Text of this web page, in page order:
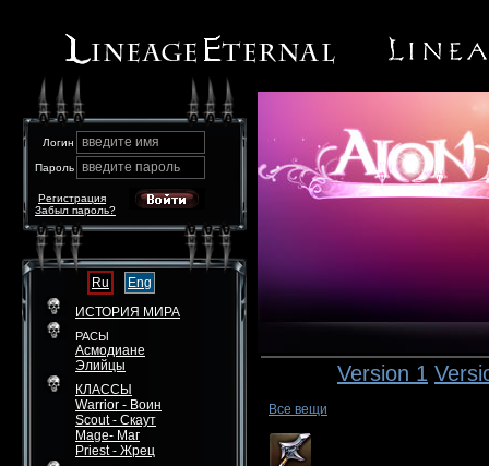
Логин введите имя
Пароль введите пароль
Забыл пароль?
Регистрация
Ru
Eng
ИСТОРИЯ МИРА
РАСЫ
Асмодиане
Элийцы
КЛАССЫ
Warrior - Воин
Scout - Скаут
Mage- Маг
Priest - Жрец
Version 1
Все вещи